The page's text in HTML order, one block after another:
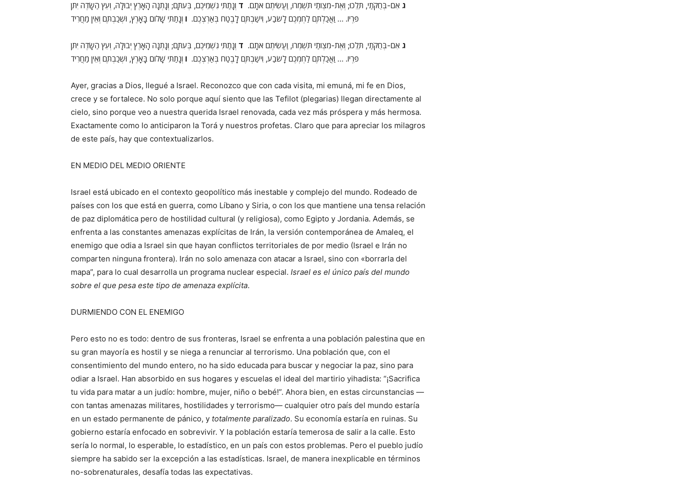
ג אִם-בְּחֻקֹּתַי, תֵּלֵכוּ; וְאֶת-מִצְוֺתַי תִּשְׁמְרוּ, וַעֲשִׂיתֶם אֹתָם. ד וְנָתַתִּי גִשְׁמֵיכֶם, בְּעִתָּם; וְנָתְנָה הָאָרֶץ יְבוּלָהּ, וְעֵץ הַשָּׂדֶה יִתֵּן
פִּרְיוֹ. … וַאֲכַלְתֶּם לַחְמְכֶם לָשֹׂבַע, וִישַׁבְתֶּם לָבֶטַח בְּאַרְצְכֶם. ו וְנָתַתִּי שָׁלוֹם בָּאָרֶץ, וּשְׁכַבְתֶּם וְאֵין מַחֲרִיד
ג אִם-בְּחֻקֹּתַי, תֵּלֵכוּ; וְאֶת-מִצְוֺתַי תִּשְׁמְרוּ, וַעֲשִׂיתֶם אֹתָם. ד וְנָתַתִּי גִשְׁמֵיכֶם, בְּעִתָּם; וְנָתְנָה הָאָרֶץ יְבוּלָהּ, וְעֵץ הַשָּׂדֶה יִתֵּן
פִּרְיוֹ. … וַאֲכַלְתֶּם לַחְמְכֶם לָשֹׂבַע, וִישַׁבְתֶּם לָבֶטַח בְּאַרְצְכֶם. ו וְנָתַתִּי שָׁלוֹם בָּאָרֶץ, וּשְׁכַבְתֶּם וְאֵין מַחֲרִיד
Ayer, gracias a Dios, llegué a Israel. Reconozco que con cada visita, mi emuná, mi fe en Dios,
crece y se fortalece. No solo porque aquí siento que las Tefilot (plegarias) llegan directamente al
cielo, sino porque veo a nuestra querida Israel renovada, cada vez más próspera y más hermosa.
Exactamente como lo anticiparon la Torá y nuestros profetas. Claro que para apreciar los milagros
de este país, hay que contextualizarlos.
EN MEDIO DEL MEDIO ORIENTE
Israel está ubicado en el contexto geopolítico más inestable y complejo del mundo. Rodeado de
países con los que está en guerra, como Líbano y Siria, o con los que mantiene una tensa relación
de paz diplomática pero de hostilidad cultural (y religiosa), como Egipto y Jordania. Además, se
enfrenta a las constantes amenazas explícitas de Irán, la versión contemporánea de Amaleq, el
enemigo que odia a Israel sin que hayan conflictos territoriales de por medio (Israel e Irán no
comparten ninguna frontera). Irán no solo amenaza con atacar a Israel, sino con «borrarla del
mapa”, para lo cual desarrolla un programa nuclear especial. Israel es el único país del mundo
sobre el que pesa este tipo de amenaza explícita.
DURMIENDO CON EL ENEMIGO
Pero esto no es todo: dentro de sus fronteras, Israel se enfrenta a una población palestina que en
su gran mayoría es hostil y se niega a renunciar al terrorismo. Una población que, con el
consentimiento del mundo entero, no ha sido educada para buscar y negociar la paz, sino para
odiar a Israel. Han absorbido en sus hogares y escuelas el ideal del martirio yihadista: “¡Sacrifica
tu vida para matar a un judío: hombre, mujer, niño o bebé!”. Ahora bien, en estas circunstancias —
con tantas amenazas militares, hostilidades y terrorismo— cualquier otro país del mundo estaría
en un estado permanente de pánico, y totalmente paralizado. Su economía estaría en ruinas. Su
gobierno estaría enfocado en sobrevivir. Y la población estaría temerosa de salir a la calle. Esto
sería lo normal, lo esperable, lo estadístico, en un país con estos problemas. Pero el pueblo judío
siempre ha sabido ser la excepción a las estadísticas. Israel, de manera inexplicable en términos
no-sobrenaturales, desafía todas las expectativas.